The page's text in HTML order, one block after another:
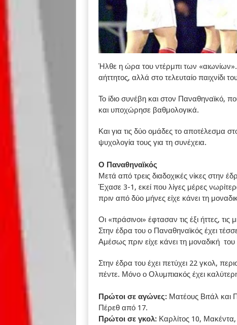
Ήλθε η ώρα του ντέρμπι των
αήττητος, αλλά στο τελευταίο παιχνίδι
Το ίδιο συνέβη και στον Παναθηναϊκό,
και υποχώρησε βαθμολογικά.
Και για τις δύο ομάδες το αποτέλεσμα
ψυχολογία τους για τη συνέχεια.
Ο Παναθηναϊκός
Μετά από τρεις διαδοχικές νίκες στην
Έχασε 3-1, εκεί που λίγες μέρες
πριν από δύο μήνες είχε κάνει τη
Οι «πράσινοι» έφτασαν τις έξι ήττες,
Στην έδρα του ο Παναθηναϊκός έχει
Αμέσως πριν είχε κάνει τη μοναδική
Στην έδρα του έχει πετύχει 22 γκολ,
πέντε. Μόνο ο Ολυμπιακός έχει
Πρώτοι σε αγώνες:Ματέους Βιτάλ και
Πέρεθ από 17.
Πρώτοι σε γκολ: Καρλίτος 10,